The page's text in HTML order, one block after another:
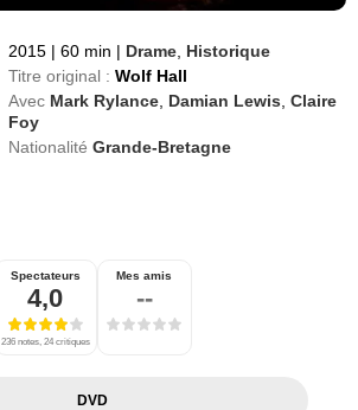
2015 | 60 min | Drame Historique
Titre original : Wolf Hall
Avec Mark Rylance Damian Lewis ,Claire
Foy
Nationalité Grande-Bretagne
Spectateurs
4,0
236 notes, 24 critiques
Mes amis
--
DVD